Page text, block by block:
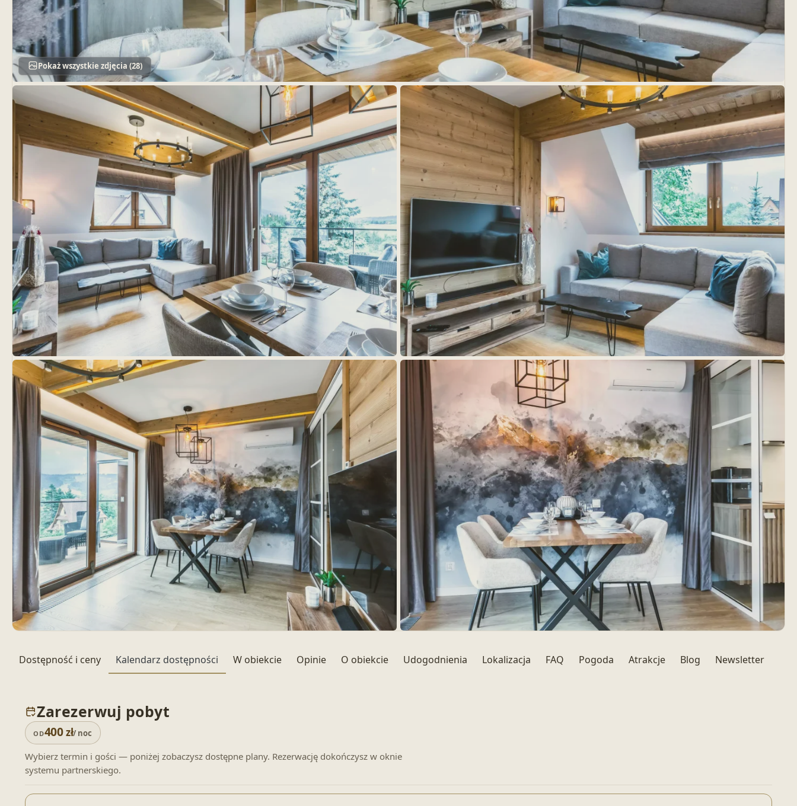
Pokaż wszystkie zdjęcia (28)
Dostępność i ceny Kalendarz dostępności W obiekcie Opinie O obiekcie Udogodnienia Lokalizacja FAQ Pogoda Atrakcje Blog Newsletter
Zarezerwuj pobyt
OD400zł/ noc
Wybierz termin i gości — poniżej zobaczysz dostępne plany. Rezerwację dokończysz w oknie
systemu partnerskiego.